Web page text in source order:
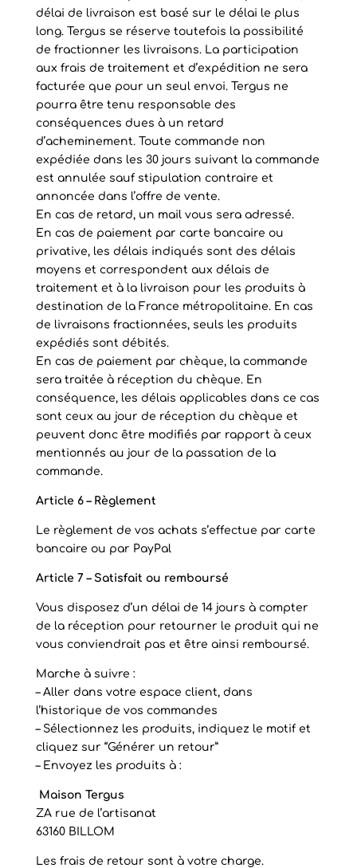
délai de livraison est basé sur le délai le plus
long. Tergus se réserve toutefois la possibilité
de fractionner les livraisons. La participation
aux frais de traitement et d’expédition ne sera
facturée que pour un seul envoi. Tergus ne
pourra être tenu responsable des
conséquences dues à un retard
d’acheminement. Toute commande non
expédiée dans les 30 jours suivant la commande
est annulée sauf stipulation contraire et
annoncée dans l’offre de vente.
En cas de retard, un mail vous sera adressé.
En cas de paiement par carte bancaire ou
privative, les délais indiqués sont des délais
moyens et correspondent aux délais de
traitement et à la livraison pour les produits à
destination de la France métropolitaine. En cas
de livraisons fractionnées, seuls les produits
expédiés sont débités.
En cas de paiement par chèque, la commande
sera traitée à réception du chèque. En
conséquence, les délais applicables dans ce cas
sont ceux au jour de réception du chèque et
peuvent donc être modifiés par rapport à ceux
mentionnés au jour de la passation de la
commande.
Article 6 – Règlement
Le règlement de vos achats s’effectue par carte
bancaire ou par PayPal
Article 7 – Satisfait ou remboursé
Vous disposez d’un délai de 14 jours à compter
de la réception pour retourner le produit qui ne
vous conviendrait pas et être ainsi remboursé.
Marche à suivre :
– Aller dans votre espace client, dans
l’historique de vos commandes
– Sélectionnez les produits, indiquez le motif et
cliquez sur “Générer un retour”
– Envoyez les produits à :
Maison Tergus
ZA rue de l’artisanat
63160 BILLOM
Les frais de retour sont à votre charge.